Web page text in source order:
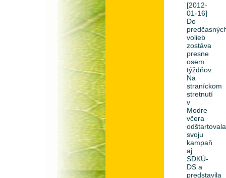
[2012-
01-16]
Do
volieb
zostáva
presne
osem
týždňov.
Na
straníckom
stretnutí
v
Modre
včera
odštartovala
svoju
kampaň
aj
SDKÚ-
DS a
predstavila